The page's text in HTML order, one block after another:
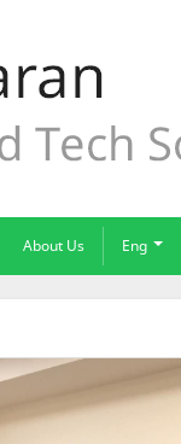
About Us Eng